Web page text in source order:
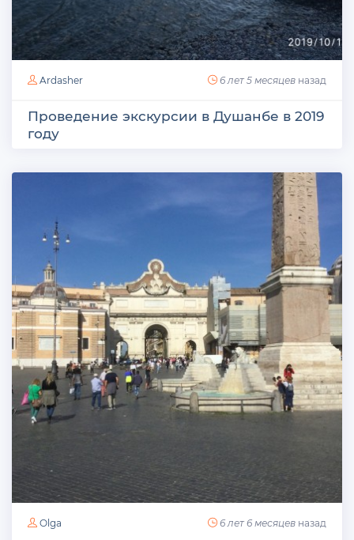
6 лет 5 месяцев назад
Ardasher
Проведение экскурсии в Душанбе в 2019
году
6 лет 6 месяцев назад
Olga